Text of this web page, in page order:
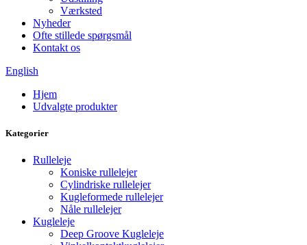
Værksted
Nyheder
Ofte stillede spørgsmål
Kontakt os
English
Hjem
Udvalgte produkter
Kategorier
Rulleleje
Koniske rullelejer
Cylindriske rullelejer
Kugleformede rullelejer
Nåle rullelejer
Kugleleje
Deep Groove Kugleleje